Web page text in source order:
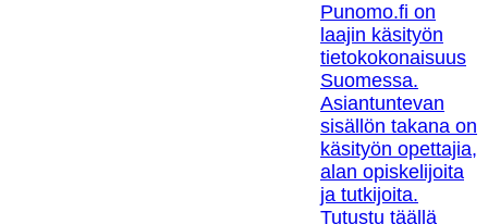
Punomo.fi on
laajin käsityön
tietokokonaisuus
Suomessa.
Asiantuntevan
sisällön takana on
käsityön opettajia,
alan opiskelijoita
ja tutkijoita.
Tutustu täällä